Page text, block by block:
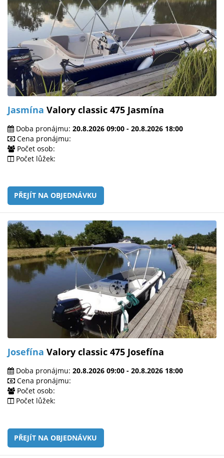
Jasmína Valory classic 475 Jasmína
Doba pronájmu: 20.8.2026 09:00 - 20.8.2026 18:00
Cena pronájmu:
Počet osob:
Počet lůžek:
PŘEJÍT NA OBJEDNÁVKU
Josefína Valory classic 475 Josefína
Doba pronájmu: 20.8.2026 09:00 - 20.8.2026 18:00
Cena pronájmu:
Počet osob:
Počet lůžek:
PŘEJÍT NA OBJEDNÁVKU